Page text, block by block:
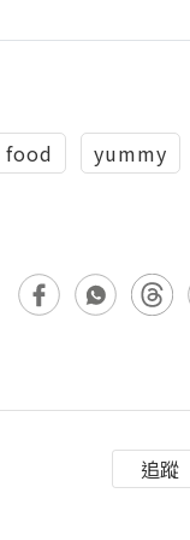
food yummy
追蹤